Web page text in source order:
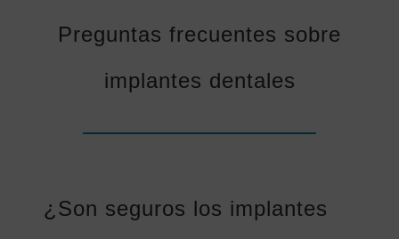
Preguntas frecuentes sobre
implantes dentales
¿Son seguros los implantes